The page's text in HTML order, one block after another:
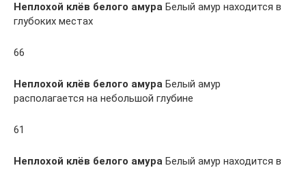
Неплохой клёв белого амура Белый амур находится в
глубоких местах
66
Неплохой клёв белого амура Белый амур
располагается на небольшой глубине
61
Неплохой клёв белого амура Белый амур находится в